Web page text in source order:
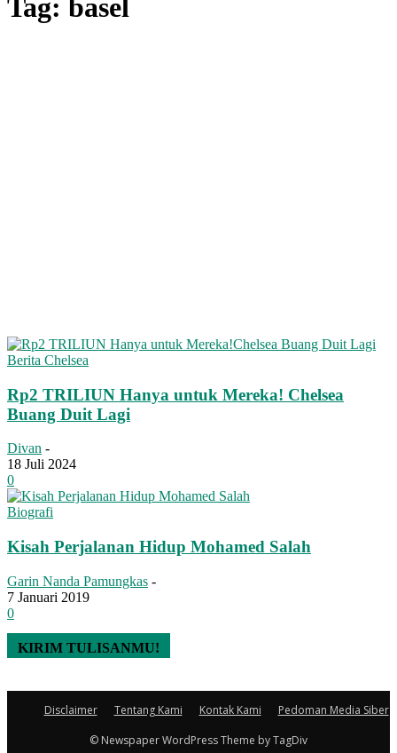
Tag: basel
Berita Chelsea
Rp2 TRILIUN Hanya untuk Mereka! Chelsea
Buang Duit Lagi
Divan -
18 Juli 2024
0
Biografi
Kisah Perjalanan Hidup Mohamed Salah
Garin Nanda Pamungkas -
7 Januari 2019
0
KIRIM TULISANMU!
Disclaimer Tentang Kami Kontak Kami
Pedoman Media Siber
© Newspaper WordPress Theme by TagDiv